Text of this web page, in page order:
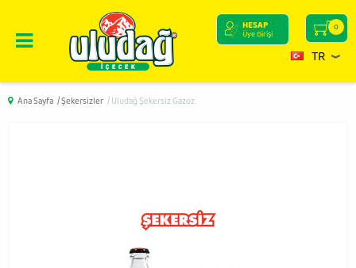
0
HESAP
Üye Girişi
TR
Ana Sayfa / Şekersizler / Uludağ Şekersiz Gazoz